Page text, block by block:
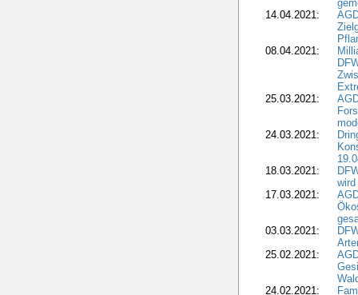
14.04.2021:
08.04.2021:
25.03.2021:
24.03.2021:
18.03.2021:
17.03.2021:
03.03.2021:
25.02.2021:
24.02.2021: